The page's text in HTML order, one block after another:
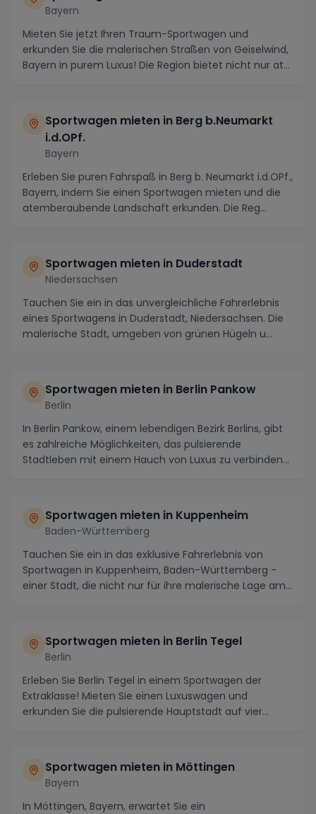
Bayern
Mieten Sie jetzt Ihren Traum-Sportwagen und
erkunden Sie die malerischen Straßen von Geiselwind,
Bayern in purem Luxus! Die Region bietet nicht nur at...
Sportwagen mieten in Berg b.Neumarkt
i.d.OPf.
Bayern
Erleben Sie puren Fahrspaß in Berg b. Neumarkt i.d.OPf.,
Bayern, indem Sie einen Sportwagen mieten und die
atemberaubende Landschaft erkunden. Die Reg...
Sportwagen mieten in Duderstadt
Niedersachsen
Tauchen Sie ein in das unvergleichliche Fahrerlebnis
eines Sportwagens in Duderstadt, Niedersachsen. Die
malerische Stadt, umgeben von grünen Hügeln u...
Sportwagen mieten in Berlin Pankow
Berlin
In Berlin Pankow, einem lebendigen Bezirk Berlins, gibt
es zahlreiche Möglichkeiten, das pulsierende
Stadtleben mit einem Hauch von Luxus zu verbinden...
Sportwagen mieten in Kuppenheim
Baden-Württemberg
Tauchen Sie ein in das exklusive Fahrerlebnis von
Sportwagen in Kuppenheim, Baden-Württemberg -
einer Stadt, die nicht nur für ihre malerische Lage am...
Sportwagen mieten in Berlin Tegel
Berlin
Erleben Sie Berlin Tegel in einem Sportwagen der
Extraklasse! Mieten Sie einen Luxuswagen und
erkunden Sie die pulsierende Hauptstadt auf vier
Sportwagen mieten in Möttingen
Bayern
In Möttingen, Bayern, erwartet Sie ein